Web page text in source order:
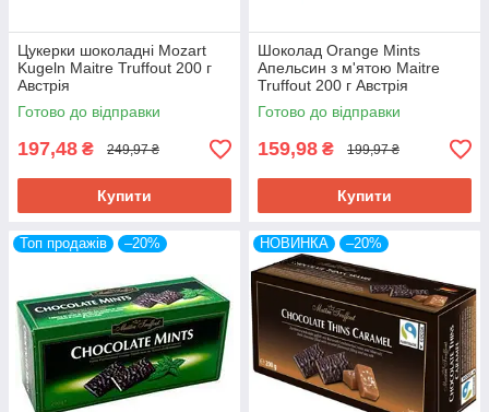
Цукерки шоколадні Mozart
Kugeln Maitre Truffout 200 г
Австрія
Готово до відправки
197,48 ₴ 249,97 ₴
Купити
Шоколад Orange Mints
Апельсин з м'ятою Maitre
Truffout 200 г Австрія
Готово до відправки
159,98 ₴ 199,97 ₴
Купити
Топ продажів –20% НОВИНКА –20%